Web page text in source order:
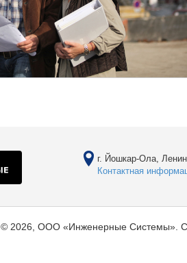
г. Йошкар-Ола,
Контактная
© 2026, ООО «Инженерные Системы».